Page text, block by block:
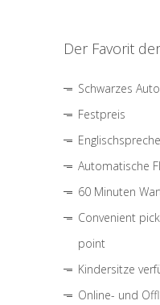
Der Favorit
Schwarzes
Festpreis
Automatische
60 Minuten
Convenient
point
Kindersitze
Online- und